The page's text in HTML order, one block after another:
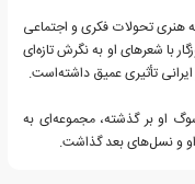
۱۳۳۰ و ۱۳۴۰ شمسی روزنه هنری تحولات فکری و اجتماعی
با شعرهای او به نگرش تازه‌ای
تأثیری عمیق داشته‌است.
او بر گذشته، مجموعه‌ای به
او و نسل‌های بعد گذاشت.